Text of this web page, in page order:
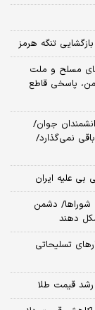
مسلح و ملت
پاسخی قاطع
جوان/
نمی‌گذارد/
بی علیه ایران
شوراها/ دشمن
دهند
تسلیحاتی